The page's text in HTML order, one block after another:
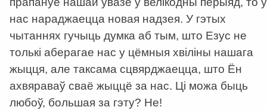
нас нараджаецца новая надзея. У гэтых
чытаннях гучыць думка аб тым, што Езус не
толькі аберагае нас у цёмныя хвіліны нашага
жыцця, але таксама сцвярджаецца, што Ён
ахвяраваў сваё жыццё за нас. Ці можа быць
любоў, большая за гэту? Не!